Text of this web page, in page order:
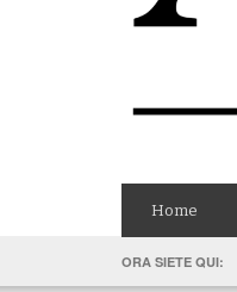
Home
ORA SIETE QUI: